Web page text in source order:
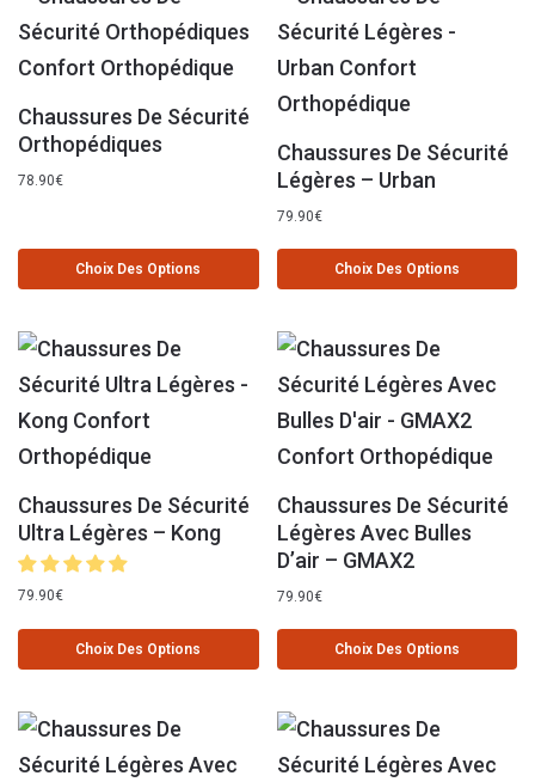
Chaussures De Sécurité
Orthopédiques
78.90€
Choix Des Options
Chaussures De Sécurité
Légères – Urban
79.90€
Choix Des Options
Chaussures De Sécurité
Ultra Légères – Kong
79.90€
Choix Des Options
Chaussures De Sécurité
Légères Avec Bulles
D’air – GMAX2
79.90€
Choix Des Options